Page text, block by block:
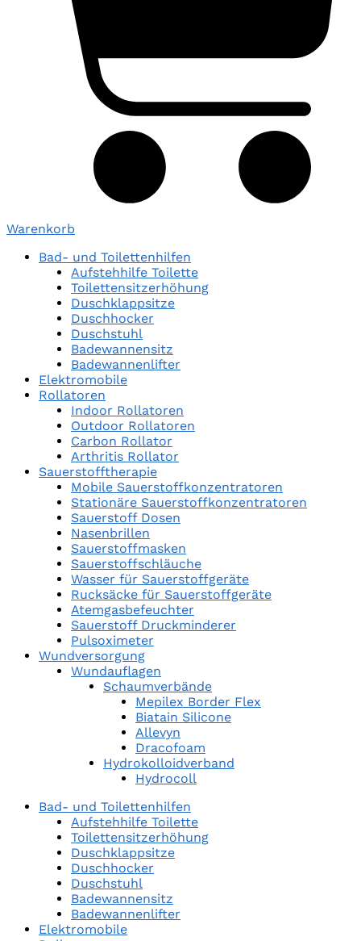
Warenkorb
Bad- und Toilettenhilfen
Aufstehhilfe Toilette
Toilettensitzerhöhung
Duschklappsitze
Duschhocker
Duschstuhl
Badewannensitz
Badewannenlifter
Elektromobile
Rollatoren
Indoor Rollatoren
Outdoor Rollatoren
Carbon Rollator
Arthritis Rollator
Sauerstofftherapie
Mobile Sauerstoffkonzentratoren
Stationäre Sauerstoffkonzentratoren
Sauerstoff Dosen
Nasenbrillen
Sauerstoffmasken
Sauerstoffschläuche
Wasser für Sauerstoffgeräte
Rucksäcke für Sauerstoffgeräte
Atemgasbefeuchter
Sauerstoff Druckminderer
Pulsoximeter
Wundversorgung
Wundauflagen
Schaumverbände
Mepilex Border Flex
Biatain Silicone
Allevyn
Dracofoam
Hydrokolloidverband
Hydrocoll
Bad- und Toilettenhilfen
Aufstehhilfe Toilette
Toilettensitzerhöhung
Duschklappsitze
Duschhocker
Duschstuhl
Badewannensitz
Badewannenlifter
Elektromobile